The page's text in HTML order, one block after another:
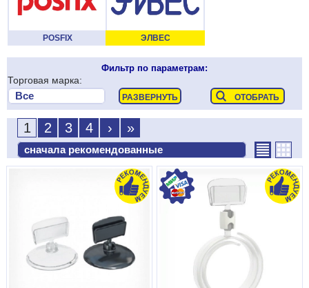
POSFIX ЭЛВЕС
Фильтр по параметрам:
Торговая марка:
1 2 3 4 › »